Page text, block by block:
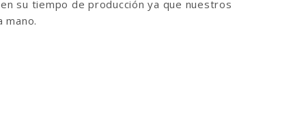
su tiempo de producción ya que nuestros
mano.